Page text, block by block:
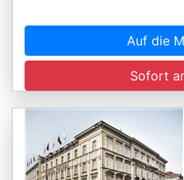
Auf die
Sofort